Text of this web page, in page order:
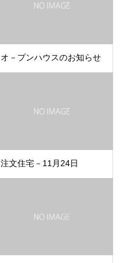
オ－プンハウスのお知らせ
注文住宅－11月24日